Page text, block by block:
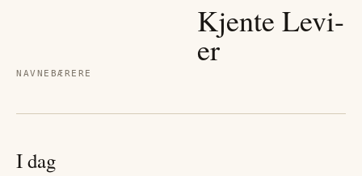
NAVNEBÆRERE
Kjente Levi-
er
I dag